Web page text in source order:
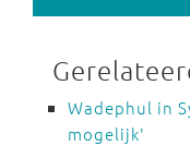
Wadephul in
mogelijk'